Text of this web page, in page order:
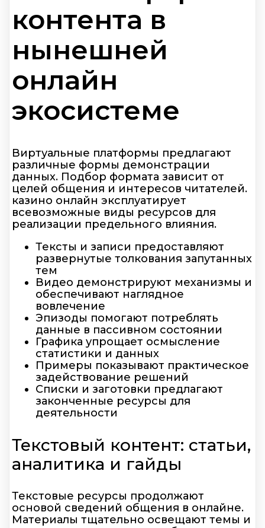
контента в
нынешней
онлайн
экосистеме
Виртуальные платформы предлагают
различные формы демонстрации
данных. Подбор формата зависит от
целей общения и интересов читателей.
казино онлайн эксплуатирует
всевозможные виды ресурсов для
реализации предельного влияния.
Тексты и записи предоставляют
развернутые толкования запутанных
тем
Видео демонстрируют механизмы и
обеспечивают наглядное
вовлечение
Эпизоды помогают потреблять
данные в пассивном состоянии
Графика упрощает осмысление
статистики и данных
Примеры показывают практическое
задействование решений
Списки и заготовки предлагают
законченные ресурсы для
деятельности
Текстовый контент: статьи,
аналитика и гайды
Текстовые ресурсы продолжают
основой сведений общения в онлайне.
Материалы тщательно освещают темы и